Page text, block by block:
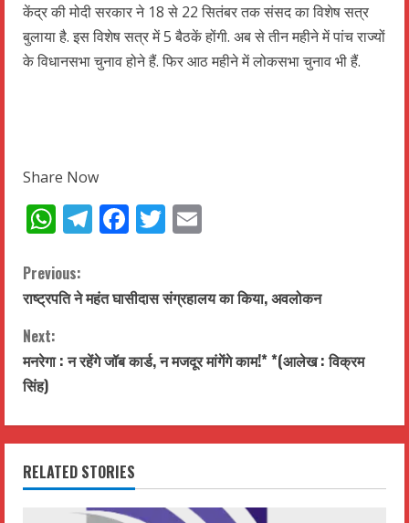
केंद्र की मोदी सरकार ने 18 से 22 सितंबर तक संसद का विशेष सत्र
बुलाया है. इस विशेष सत्र में 5 बैठकें होंगी. अब से तीन महीने में पांच राज्यों
के विधानसभा चुनाव होने हैं. फिर आठ महीने में लोकसभा चुनाव भी हैं.
Share Now
WhatsApp
Telegram
Facebook
Twitter
C
o
n
t
i
n
Previous:
राष्ट्रपति ने महंत घासीदास संग्रहालय का किया, अवलोकन
Next:
मनरेगा : न रहेंगे जॉब कार्ड, न मजदूर मांगेंगे काम!* *(आलेख : विक्रम
सिंह)
RELATED STORIES